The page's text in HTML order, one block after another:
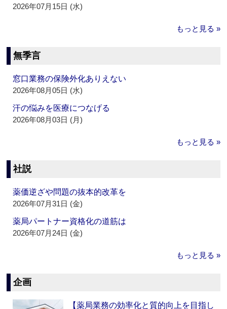
2026年07月15日 (水)
もっと見る »
無季言
窓口業務の保険外化ありえない
2026年08月05日 (水)
汗の悩みを医療につなげる
2026年08月03日 (月)
もっと見る »
社説
薬価逆ざや問題の抜本的改革を
2026年07月31日 (金)
薬局パートナー資格化の道筋は
2026年07月24日 (金)
もっと見る »
企画
【薬局業務の効率化と質的向上を目指し